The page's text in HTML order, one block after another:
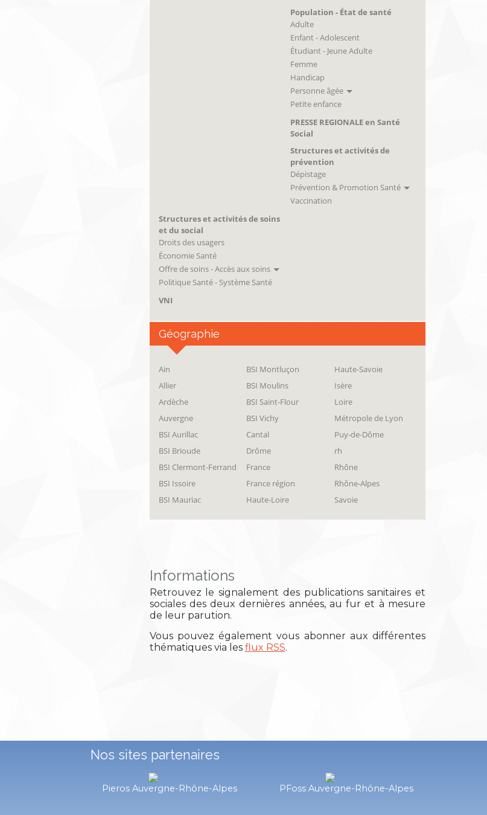
Population - État de santé
Adulte
Enfant - Adolescent
Étudiant - Jeune Adulte
Femme
Handicap
Personne âgée
Petite enfance
PRESSE REGIONALE en Santé
Social
Structures et activités de
prévention
Dépistage
Prévention & Promotion Santé
Vaccination
Structures et activités de soins
et du social
Droits des usagers
Économie Santé
Offre de soins - Accès aux soins
Politique Santé - Système Santé
VNI
Géographie
Ain
Allier
Ardèche
Auvergne
BSI Aurillac
BSI Brioude
BSI Clermont-Ferrand
BSI Issoire
BSI Mauriac
BSI Montluçon
BSI Moulins
BSI Saint-Flour
BSI Vichy
Cantal
Drôme
France
France région
Haute-Loire
Haute-Savoie
Isère
Loire
Métropole de Lyon
Puy-de-Dôme
rh
Rhône
Rhône-Alpes
Savoie
Informations
Retrouvez le signalement des publications sanitaires et
sociales des deux dernières années, au fur et à mesure
de leur parution.
Vous pouvez également vous abonner aux différentes
thématiques via les flux RSS.
Nos sites partenaires
Pieros Auvergne-Rhône-Alpes PFoss Auvergne-Rhône-Alpes